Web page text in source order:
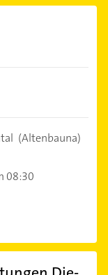
(Altenbauna)
08:30